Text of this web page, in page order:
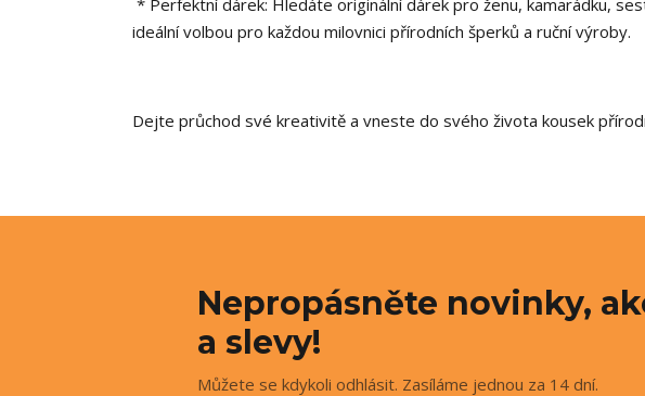
* Perfektní dárek: Hledáte originální dárek pro ženu, kamarádku,
ideální volbou pro každou milovnici přírodních šperků a ruční výroby.
Dejte průchod své kreativitě a vneste do svého života kousek
Nepropásněte novinky,
a slevy!
Můžete se kdykoli odhlásit. Zasíláme jednou za 14 dní.